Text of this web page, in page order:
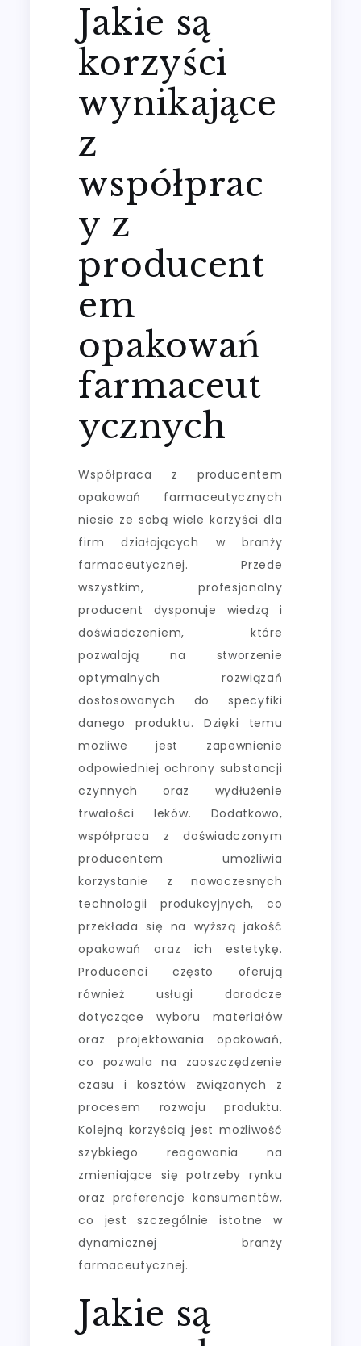
Jakie są
korzyści
wynikające
z
współprac
y z
producent
em
opakowań
farmaceut
ycznych
Współpraca z producentem
opakowań farmaceutycznych
niesie ze sobą wiele korzyści dla
firm działających w branży
farmaceutycznej. Przede
wszystkim, profesjonalny
producent dysponuje wiedzą i
doświadczeniem, które
pozwalają na stworzenie
optymalnych rozwiązań
dostosowanych do specyfiki
danego produktu. Dzięki temu
możliwe jest zapewnienie
odpowiedniej ochrony substancji
czynnych oraz wydłużenie
trwałości leków. Dodatkowo,
współpraca z doświadczonym
producentem umożliwia
korzystanie z nowoczesnych
technologii produkcyjnych, co
przekłada się na wyższą jakość
opakowań oraz ich estetykę.
Producenci często oferują
również usługi doradcze
dotyczące wyboru materiałów
oraz projektowania opakowań,
co pozwala na zaoszczędzenie
czasu i kosztów związanych z
procesem rozwoju produktu.
Kolejną korzyścią jest możliwość
szybkiego reagowania na
zmieniające się potrzeby rynku
oraz preferencje konsumentów,
co jest szczególnie istotne w
dynamicznej branży
farmaceutycznej.
Jakie są